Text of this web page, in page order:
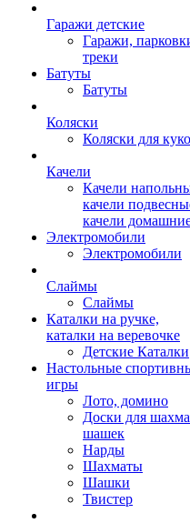
Гаражи детские
Гаражи,
треки
Батуты
Батуты
Коляски
Коляски для
Качели
Качели
качели
качели
Электромобили
Электромобили
Слаймы
Слаймы
Каталки на ручке,
каталки на веревочке
Детские Каталки
Настольные
игры
Лото, домино
Доски для
шашек
Нарды
Шахматы
Шашки
Твистер